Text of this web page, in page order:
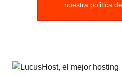
nuestra politica